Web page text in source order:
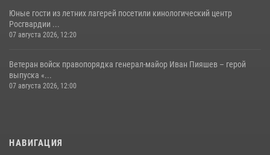
Юные гости из летних лагерей посетили кинологический центр
Росгвардии ...
07 августа 2026, 12:20
Ветеран войск правопорядка генерал-майор Иван Пияшев – герой
выпуска «...
07 августа 2026, 12:00
НАВИГАЦИЯ